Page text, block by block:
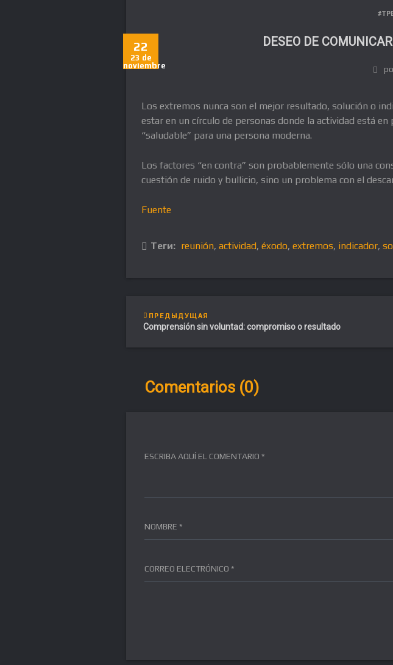
DESEO DE
22
23 de
noviembre
Los extremos nunca son el mejor resultado, solución o
estar en un círculo de personas donde la actividad está
“saludable” para una persona moderna.
Los factores “en contra” son probablemente sólo una
cuestión de ruido y bullicio, sino un problema con el
Fuente
Теги: reunión, actividad, éxodo, extremos, indicador,
ПРЕДЫДУЩАЯ
Comprensión sin voluntad: compromiso o resultado
Comentarios (0)
ESCRIBA AQUÍ EL COMENTARIO *
NOMBRE *
CORREO ELECTRÓNICO *